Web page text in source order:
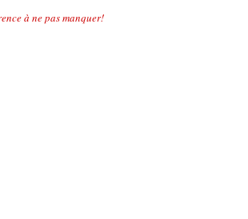
à ne pas manquer!